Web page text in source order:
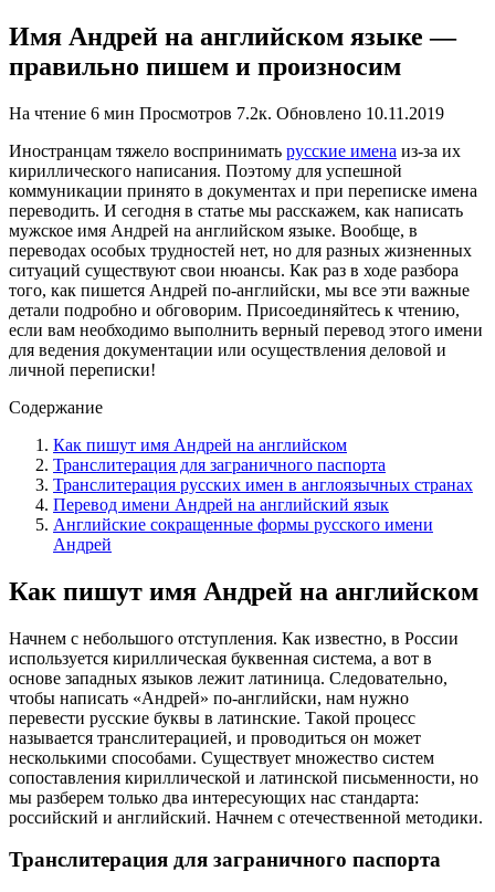
Имя Андрей на английском языке —
правильно пишем и произносим
На чтение 6 мин Просмотров 7.2к. Обновлено 10.11.2019
Иностранцам тяжело воспринимать русские имена из-за их
кириллического написания. Поэтому для успешной
коммуникации принято в документах и при переписке имена
переводить. И сегодня в статье мы расскажем, как написать
мужское имя Андрей на английском языке. Вообще, в
переводах особых трудностей нет, но для разных жизненных
ситуаций существуют свои нюансы. Как раз в ходе разбора
того, как пишется Андрей по-английски, мы все эти важные
детали подробно и обговорим. Присоединяйтесь к чтению,
если вам необходимо выполнить верный перевод этого имени
для ведения документации или осуществления деловой и
личной переписки!
Содержание
Как пишут имя Андрей на английском
Транслитерация для заграничного паспорта
Транслитерация русских имен в англоязычных странах
Перевод имени Андрей на английский язык
Английские сокращенные формы русского имени
Андрей
Как пишут имя Андрей на английском
Начнем с небольшого отступления. Как известно, в России
используется кириллическая буквенная система, а вот в
основе западных языков лежит латиница. Следовательно,
чтобы написать «Андрей» по-английски, нам нужно
перевести русские буквы в латинские. Такой процесс
называется транслитерацией, и проводиться он может
несколькими способами. Существует множество систем
сопоставления кириллической и латинской письменности, но
мы разберем только два интересующих нас стандарта:
российский и английский. Начнем с отечественной методики.
Транслитерация для заграничного паспорта